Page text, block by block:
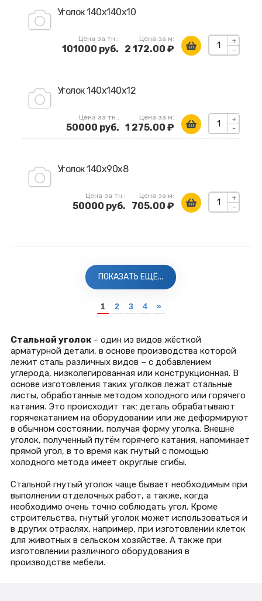
Уголок 140х140х10
+
-
Цена за м:
2 172.00 ₽
Цена за тн.:
101000 руб.
Уголок 140х140х12
+
-
Цена за м:
1 275.00 ₽
Цена за тн.:
50000 руб.
Уголок 140х90х8
+
-
Цена за м:
705.00 ₽
Цена за тн.:
50000 руб.
ПОКАЗАТЬ ЕЩЁ...
1 2 3 4 »
Стальной уголок – один из видов жёсткой
арматурной детали, в основе производства которой
лежит сталь различных видов – с добавлением
углерода, низколегированная или конструкционная. В
основе изготовления таких уголков лежат стальные
листы, обработанные методом холодного или горячего
катания. Это происходит так: деталь обрабатывают
горячекатанием на оборудовании или же деформируют
в обычном состоянии, получая форму уголка. Внешне
уголок, полученный путём горячего катания, напоминает
прямой угол, в то время как гнутый с помощью
холодного метода имеет округлые сгибы.
Стальной гнутый уголок чаще бывает необходимым при
выполнении отделочных работ, а также, когда
необходимо очень точно соблюдать угол. Кроме
строительства, гнутый уголок может использоваться и
в других отраслях, например, при изготовлении клеток
для животных в сельском хозяйстве. А также при
изготовлении различного оборудования в
производстве мебели.